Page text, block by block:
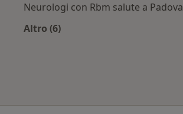
Neurologi con Rbm salute a Padova
Altro (6)